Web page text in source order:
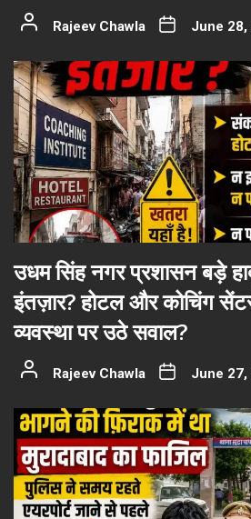
Rajeev Chawla June 28,
उधम सिंह नगर प्रशासन बड़े
इंतज़ार? होटल और कोचिंग
व्यवस्था पर उठे सवाल?
Rajeev Chawla June 27,